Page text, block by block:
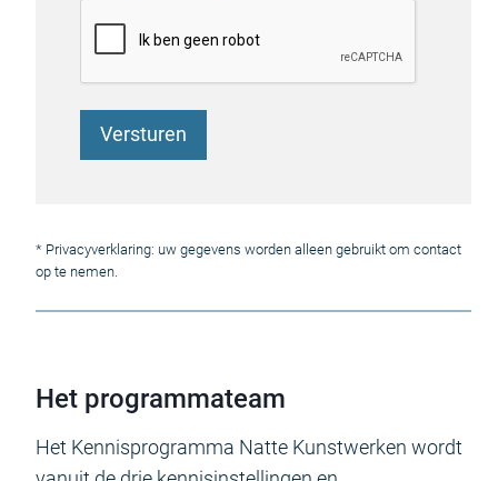
Versturen
* Privacyverklaring: uw gegevens worden alleen gebruikt om contact
op te nemen.
Het programmateam
Het Kennisprogramma Natte Kunstwerken wordt